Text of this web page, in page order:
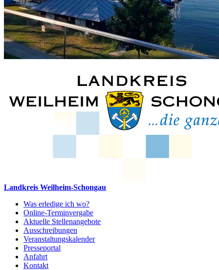
Landkreis Weilheim-Schongau
Was erledige ich wo?
Online-Terminvergabe
Aktuelle Stellenangebote
Ausschreibungen
Veranstaltungskalender
Presseportal
Anfahrt
Kontakt